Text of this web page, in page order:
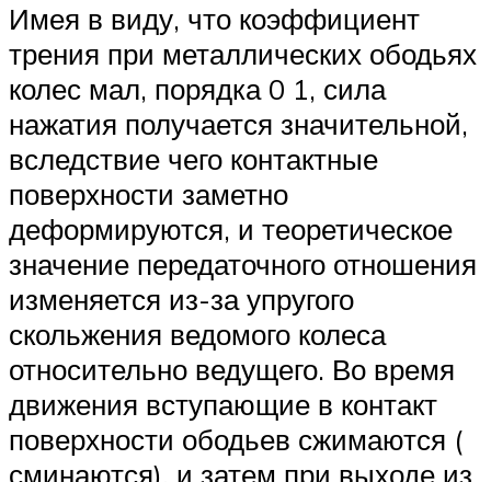
Имея в виду, что коэффициент
трения при металлических ободьях
колес мал, порядка 0 1, сила
нажатия получается значительной,
вследствие чего контактные
поверхности заметно
деформируются, и теоретическое
значение передаточного отношения
изменяется из-за упругого
скольжения ведомого колеса
относительно ведущего. Во время
движения вступающие в контакт
поверхности ободьев сжимаются (
сминаются), и затем при выходе из